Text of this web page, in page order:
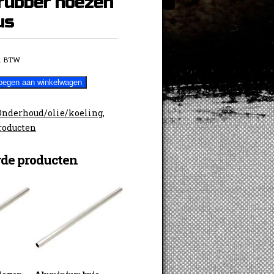
BTW
aan winkelwagen
olie/koeling,
producten